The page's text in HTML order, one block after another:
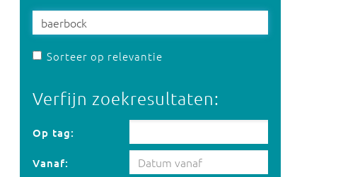
Sorteer op relevantie
Verfijn zoekresultaten:
Op tag:
Vanaf: